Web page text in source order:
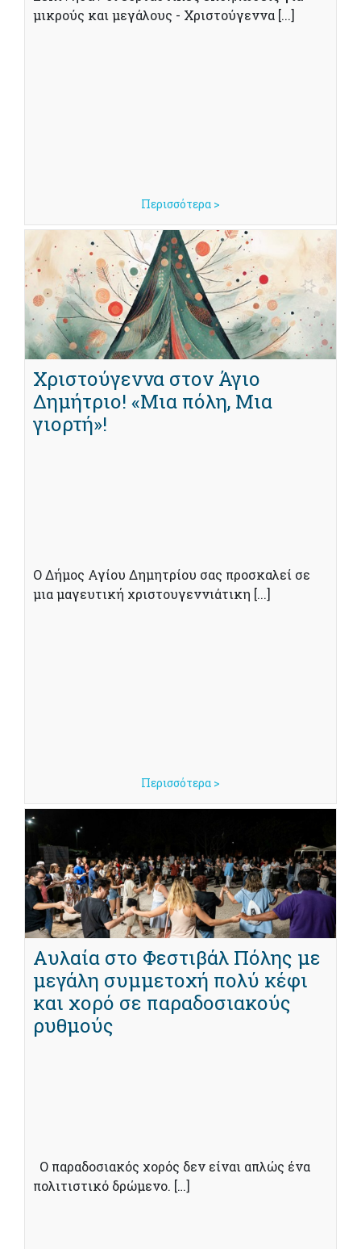
μικρούς και μεγάλους - Χριστούγεννα [...]
Περισσότερα >
Χριστούγεννα στον Άγιο
Δημήτριο! «Μια πόλη, Μια
γιορτή»!
Ο Δήμος Αγίου Δημητρίου σας προσκαλεί σε
μια μαγευτική χριστουγεννιάτικη [...]
Περισσότερα >
Aυλαία στο Φεστιβάλ Πόλης με
μεγάλη συμμετοχή πολύ κέφι
και χορό σε παραδοσιακούς
ρυθμούς
Ο παραδοσιακός χορός δεν είναι απλώς ένα
πολιτιστικό δρώμενο. […]